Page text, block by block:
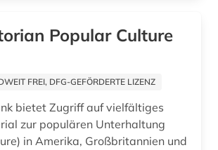
berufliche fragen der sozialarbeit (1)
berufsforschung (2)
beschränkung (1)
Popular Culture
FREI, DFG-GEFÖRDERTE LIZENZ
bietet Zugriff auf vielfältiges
zur populären Unterhaltung
in Amerika, Großbritannien und